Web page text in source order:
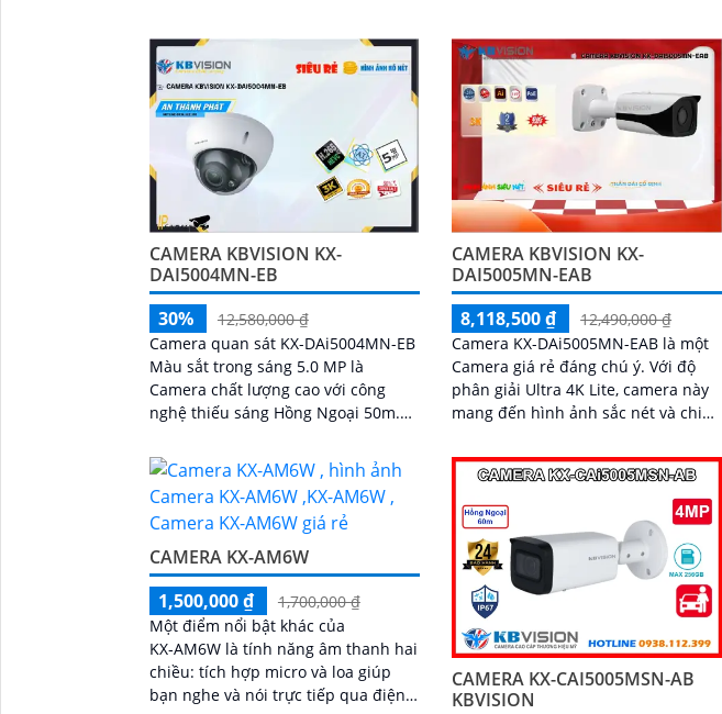
bạn. Với độ phân giải cao, camera
cho hình ảnh sắc nét và chất lượng
CAMERA KBVISION KX-
DAI5004MN-EB
30%
12,580,000 ₫
Camera quan sát KX-DAi5004MN-EB
Màu sắt trong sáng 5.0 MP là
Camera chất lượng cao với công
nghệ thiếu sáng Hồng Ngoại 50m.
ảnh rõ nét, sắc sảo
CAMERA KBVISION KX-
DAI5005MN-EAB
8,118,500 ₫
12,490,000 ₫
Camera KX-DAi5005MN-EAB là một
Camera giá rẻ đáng chú ý. Với độ
phân giải Ultra 4K Lite, camera này
mang đến hình ảnh sắc nét và chi
số là khả...
CAMERA KX-AM6W
1,500,000 ₫
1,700,000 ₫
Một điểm nổi bật khác của
KX‑AM6W là tính năng âm thanh hai
chiều: tích hợp micro và loa giúp
bạn nghe và nói trực tiếp qua điện
CAMERA KX-CAI5005MSN-AB
KBVISION